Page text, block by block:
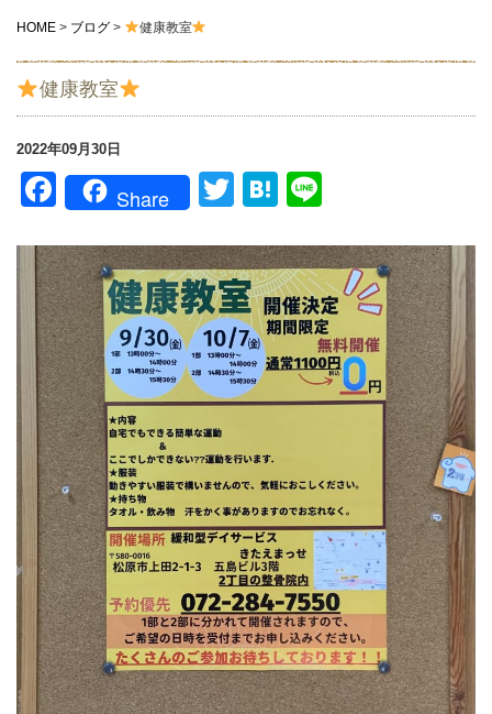
HOME > ブログ > 健康教室
健康教室
2022年09月30日
Facebook
Share TwitterHatena